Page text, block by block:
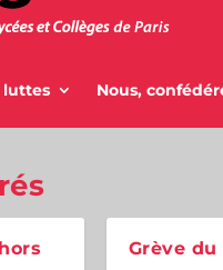
luttes Nous,
Grève du